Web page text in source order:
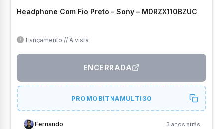
Headphone Com Fio Preto – Sony – MDRZX110BZUC
Lançamento // À vista
ENCERRADA
PROMOBITNAMULTI30
Fernando 3 anos atrás